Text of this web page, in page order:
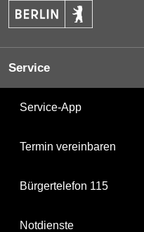
Service
Service-App
Termin vereinbaren
Bürgertelefon 115
Notdienste